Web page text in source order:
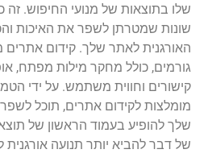
שלו בתוצאות של מנועי החיפוש. זה
שונות שמטרתן לשפר את האיכות
האורגנית לאתר שלך. קידום אתרים
גורמים, כולל מחקר מילות מפתח,
קישורים וחווית משתמש. על ידי
מומלצות לקידום אתרים, תוכל
שלך להופיע בעמוד הראשון של
של דבר להביא יותר תנועה